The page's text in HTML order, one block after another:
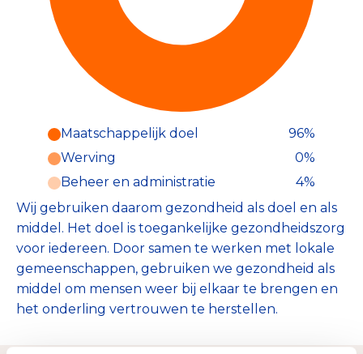
Maatschappelijk doel
96%
Werving
0%
Beheer en administratie
4%
Wij gebruiken daarom gezondheid als doel en als
middel. Het doel is toegankelijke gezondheidszorg
voor iedereen. Door samen te werken met lokale
gemeenschappen, gebruiken we gezondheid als
middel om mensen weer bij elkaar te brengen en
het onderling vertrouwen te herstellen.